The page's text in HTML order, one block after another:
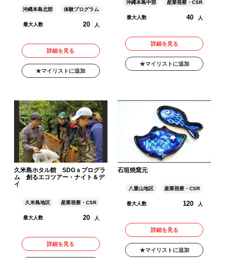
沖縄本島北部 体験プログラム
最大人数 20 人
詳細を見る
マイリストに追加
沖縄本島中部 産業視察・CSR
最大人数 40 人
詳細を見る
マイリストに追加
久米島ホタル館 SDGｓプログラ
ム 創るエコツアー・ナイト＆デ
イ
久米島地区 産業視察・CSR
最大人数 20 人
詳細を見る
石垣焼窯元
八重山地区 産業視察・CSR
最大人数 120 人
詳細を見る
マイリストに追加